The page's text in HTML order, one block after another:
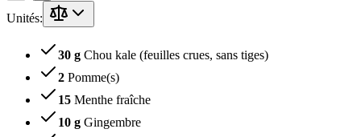
Unités:
30 g Chou kale (feuilles crues, sans tiges)
2 Pomme(s)
15 Menthe fraîche
10 g Gingembre